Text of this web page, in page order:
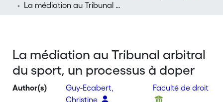
La médiation au Tribunal arbitral du sport, un processus à doper
La médiation au Tribunal arbitral
du sport, un processus à doper
Author(s)
Guy-Ecabert,
Christine
Faculté de droit